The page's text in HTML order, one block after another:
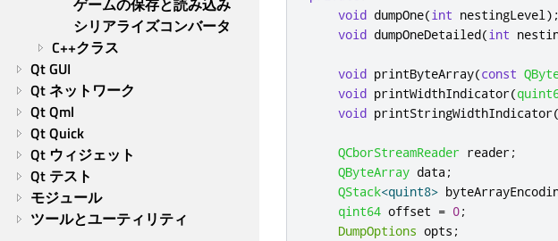
ゲームの保存と読み込み
シリアライズコンバータ
C++クラス
Qt GUI
Qt ネットワーク
Qt Qml
Qt Quick
Qt ウィジェット
Qt テスト
モジュール
ツールとユーティリティ
void dumpOne(int nestingLevel);
void dumpOneDetailed(int
void printByteArray(const
void printWidthIndicator(
void printStringWidthIndicator(
QCborStreamReader reader;
QByteArray data ;
QStack<quint8>
qint64 offset = 0;
DumpOptions opts ;